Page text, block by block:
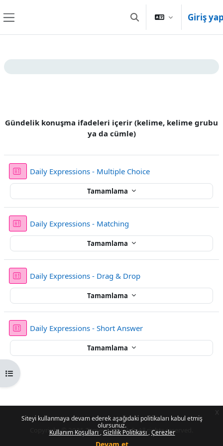
Siteyi kullanmaya devam ederek aşağıdaki politikaları kabul etmiş
olursunuz.
Kullanım Koşulları Gizlilik Politikası Çerezler
x
Arama girişini değiştir
Giriş
Kurs dizinini aç
Bölüm anahatları
Gündelik konuşma ifadeleri içerir (kelime, kelime grubu
ya da cümle)
Daily Expressions - Multiple ChoiceSınav
Tamamlama
Daily Expressions - Matching
Tamamlama
Daily Expressions - Drag & DropSınav
Tamamlama
Daily Expressions - Short AnswerSınav
Tamamlama
Copyright © 2025 Tümer ALTAŞ A.Ş. All rights reserved.